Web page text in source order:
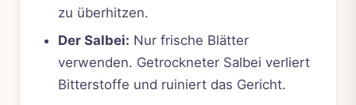
zu überhitzen.
Der Salbei: Nur frische Blätter
verwenden. Getrockneter Salbei verliert
Bitterstoffe und ruiniert das Gericht.